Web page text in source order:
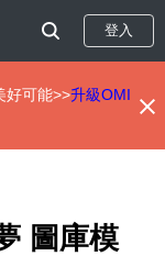
登入
好可能>>升級OMI
圖庫模